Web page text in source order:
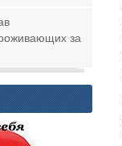
за